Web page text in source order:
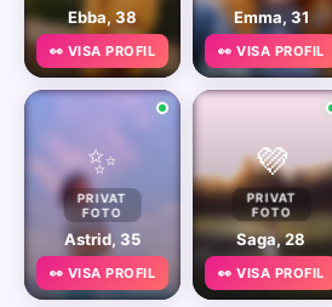
Ebba, 38
👀 VISA PROFIL
Emma, 31
👀 VISA PROFIL
✨
PRIVAT
FOTO
Astrid, 35
👀 VISA PROFIL
💜
PRIVAT
FOTO
Saga, 28
👀 VISA PROFIL